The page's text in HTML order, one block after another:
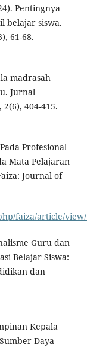
Pentingnya
belajar siswa.
61-68.
madrasah
Jurnal
404-415.
Profesional
Mata Pelajaran
Journal of
faiza/article/
Guru dan
Belajar Siswa:
dan
Kepala
Daya